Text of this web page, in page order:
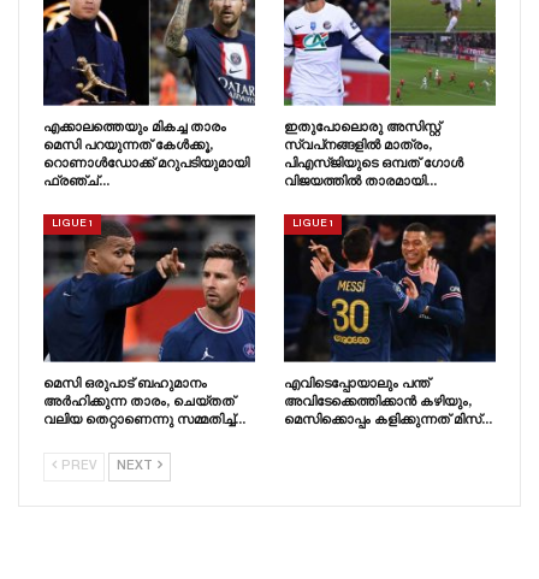
എക്കാലത്തെയും മികച്ച താരം
മെസി പറയുന്നത് കേൾക്കൂ,
റൊണാൾഡോക്ക് മറുപടിയുമായി
ഫ്രഞ്ച്…
ഇതുപോലൊരു അസിസ്റ്റ്
സ്വപ്‌നങ്ങളിൽ മാത്രം,
പിഎസ്‌ജിയുടെ ഒമ്പത് ഗോൾ
വിജയത്തിൽ താരമായി…
LIGUE 1
മെസി ഒരുപാട് ബഹുമാനം
അർഹിക്കുന്ന താരം, ചെയ്‌തത്‌
വലിയ തെറ്റാണെന്നു സമ്മതിച്ച്…
LIGUE 1
എവിടെപ്പോയാലും പന്ത്
അവിടേക്കെത്തിക്കാൻ കഴിയും,
മെസിക്കൊപ്പം കളിക്കുന്നത് മിസ്…
PREV NEXT